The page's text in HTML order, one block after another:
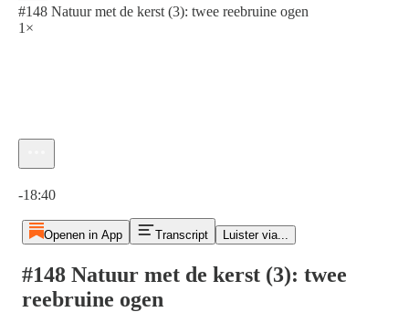
#148 Natuur met de kerst (3): twee reebruine ogen
1×
-18:40
Openen in App Transcript Luister via...
#148 Natuur met de kerst (3): twee
reebruine ogen